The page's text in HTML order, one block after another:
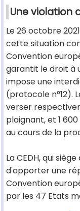
Une violation
Le 26 octobre
cette situation
Convention
garantit le droit à
impose une
(protocole n°12).
verser
plaignant, et 1
au cours de la
La CEDH, qui
d'apporter une
Convention
par les 47 Etats